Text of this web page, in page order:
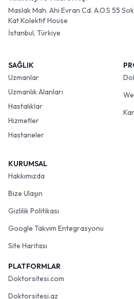
Maslak Mah. Ahi Evran Cd. A.O.S 55
Kat Kolektif House
İstanbul, Türkiye
SAĞLIK
Uzmanlar
Uzmanlık Alanları
Hastalıklar
Hizmetler
Hastaneler
KURUMSAL
Hakkımızda
Bize Ulaşın
Gizlilik Politikası
Google Takvim Entegrasyonu
Site Haritası
PLATFORMLAR
Doktorsitesi.com
Doktorsitesi.az